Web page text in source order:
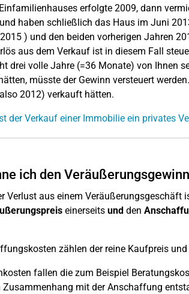
erfolgte 2009, dann
haben schließlich das Haus im Juni
) und den beiden vorherigen Jahren
aus dem Verkauf ist in diesem Fall
drei volle Jahre (=36 Monate) von Ihnen
müsste der Gewinn versteuert
2012) verkauft hätten.
der Verkauf einer Immobilie ein privates
ich den
Verlust aus einem Veräußerungsgeschäft
einerseits undden
zählen der reine Kaufpreis
fallen die zum Beispiel
Zusammenhang mit der Anschaffung